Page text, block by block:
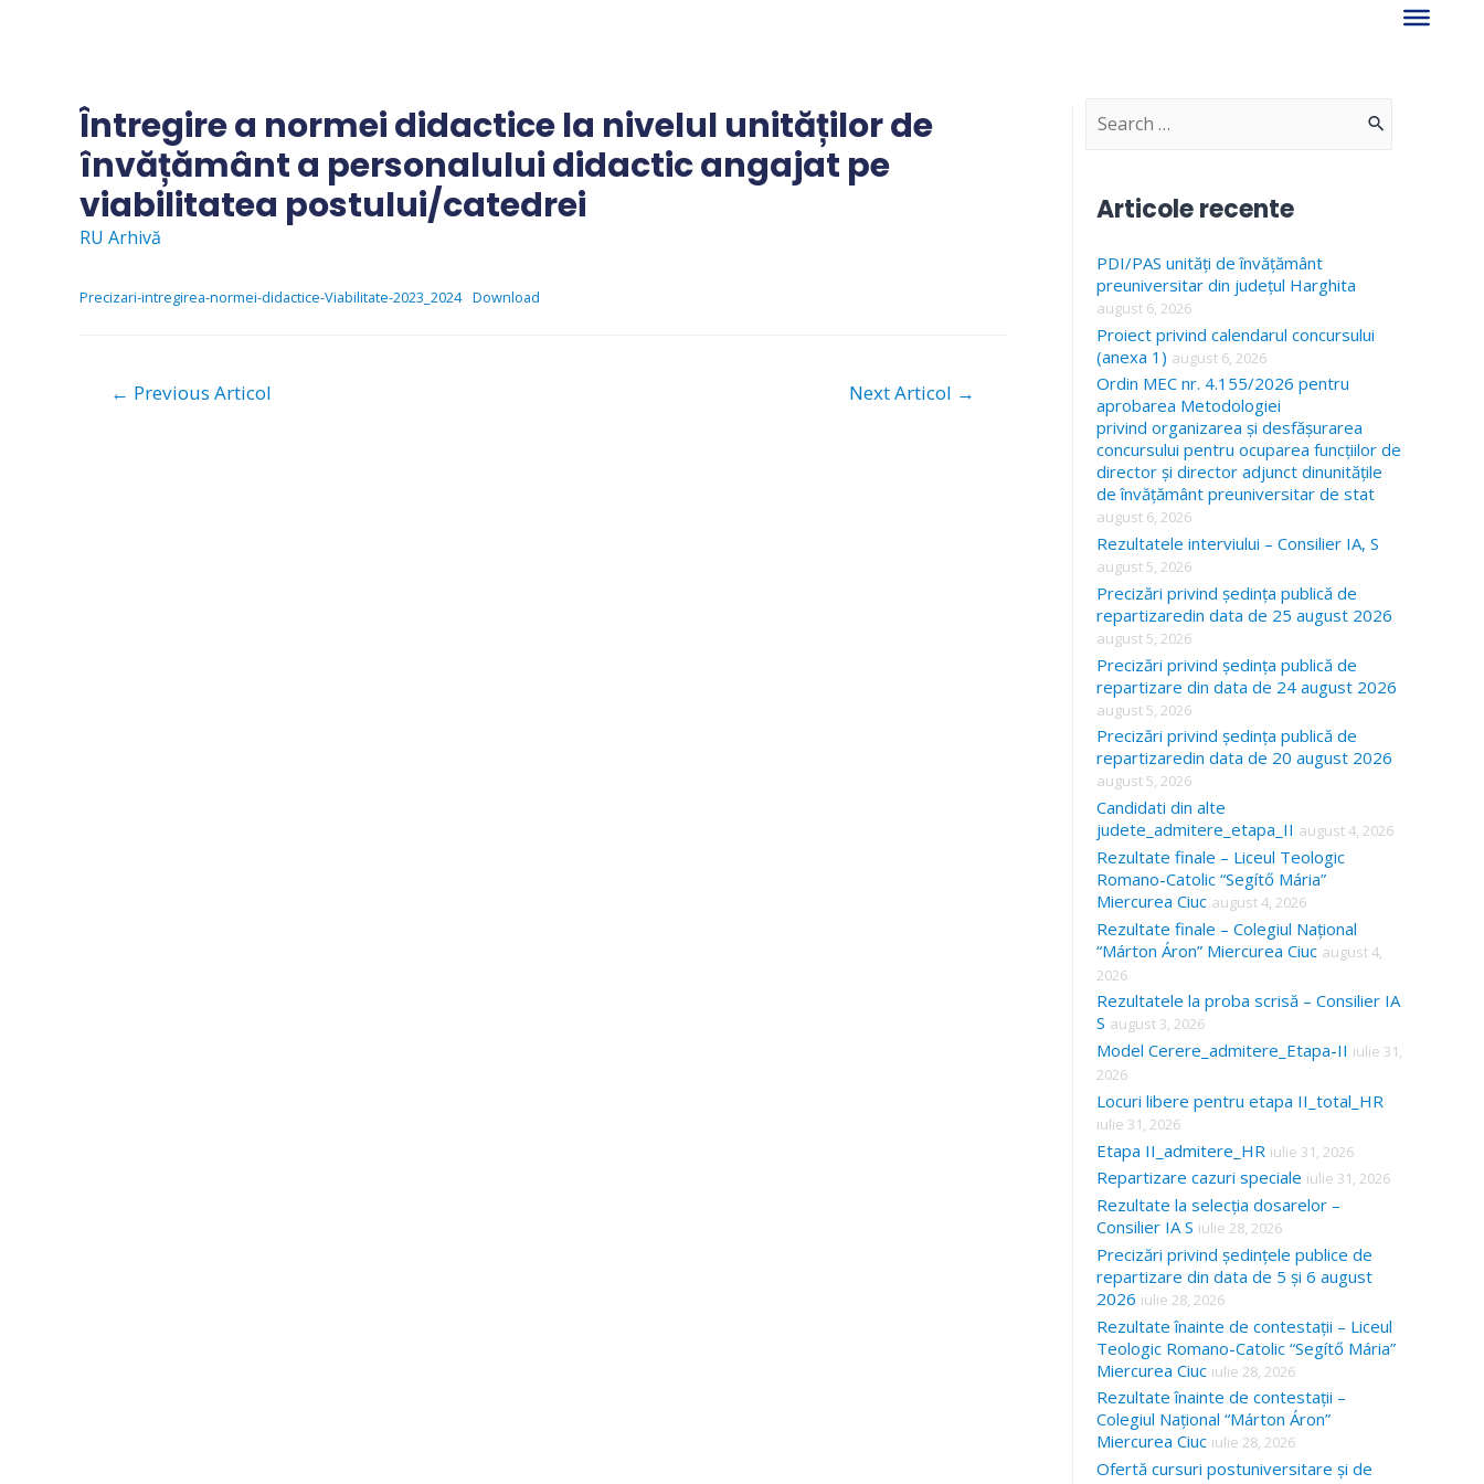
Întregire a normei didactice la nivelul unităților de
învățământ a personalului didactic angajat pe
viabilitatea postului/catedrei
RU Arhivă
Precizari-intregirea-normei-didactice-Viabilitate-2023_2024 Download
Navigare
← Previous Articol Next Articol →
S
c
h
f
o
r
:
Articole recente
PDI/PAS unități de învățământ
preuniversitar din județul Harghita
august 6, 2026
Proiect privind calendarul concursului
(anexa 1) august 6, 2026
Ordin MEC nr. 4.155/2026 pentru
aprobarea Metodologiei
privind organizarea și desfășurarea
concursului pentru ocuparea funcțiilor de
director și director adjunct dinunitățile
de învățământ preuniversitar de stat
august 6, 2026
Rezultatele interviului – Consilier IA, S
august 5, 2026
Precizări privind ședința publică de
repartizaredin data de 25 august 2026
august 5, 2026
Precizări privind ședința publică de
repartizare din data de 24 august 2026
august 5, 2026
Precizări privind ședința publică de
repartizaredin data de 20 august 2026
august 5, 2026
Candidati din alte
judete_admitere_etapa_II august 4, 2026
Rezultate finale – Liceul Teologic
Romano-Catolic “Segítő Mária”
Miercurea Ciuc august 4, 2026
Rezultate finale – Colegiul Național
“Márton Áron” Miercurea Ciuc august 4,
2026
Rezultatele la proba scrisă – Consilier IA
S august 3, 2026
Model Cerere_admitere_Etapa-II iulie 31,
2026
Locuri libere pentru etapa II_total_HR
iulie 31, 2026
Etapa II_admitere_HR iulie 31, 2026
Repartizare cazuri speciale iulie 31, 2026
Rezultate la selecția dosarelor –
Consilier IA S iulie 28, 2026
Precizări privind ședințele publice de
repartizare din data de 5 și 6 august
2026 iulie 28, 2026
Rezultate înainte de contestații – Liceul
Teologic Romano-Catolic “Segítő Mária”
Miercurea Ciuc iulie 28, 2026
Rezultate înainte de contestații –
Colegiul Național “Márton Áron”
Miercurea Ciuc iulie 28, 2026
Ofertă cursuri postuniversitare și de